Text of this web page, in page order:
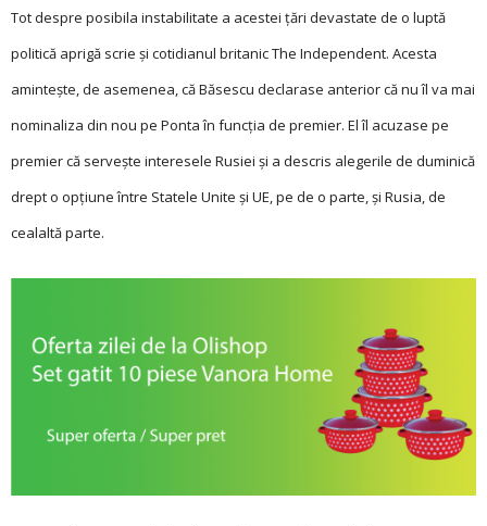
Tot despre posibila instabilitate a acestei ţări devastate de o luptă
politică aprigă scrie şi cotidianul britanic The Independent. Acesta
aminteşte, de asemenea, că Băsescu declarase anterior că nu îl va mai
nominaliza din nou pe Ponta în funcţia de premier. El îl acuzase pe
premier că serveşte interesele Rusiei şi a descris alegerile de duminică
drept o opţiune între Statele Unite şi UE, pe de o parte, şi Rusia, de
cealaltă parte.